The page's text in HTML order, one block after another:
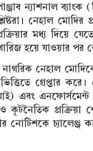
ন্যাশনাল
নেহাল মোদির
মধ্য দিয়ে
হয়ে যাওয়ার পর
নেহাল
গ্রেপ্তার
এবং
কূটনৈতিক
নোটিশকে চ্যালেঞ্জ